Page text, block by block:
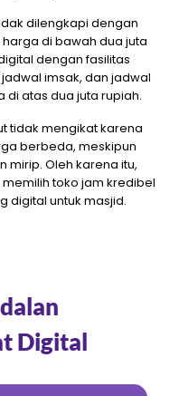
dilengkapi dengan
di bawah dua juta
dengan fasilitas
imsak, dan jadwal
atas dua juta rupiah.
tidak mengikat karena
berbeda, meskipun
mirip. Oleh karena itu,
toko jam kredibel
digital untuk masjid.
Digital